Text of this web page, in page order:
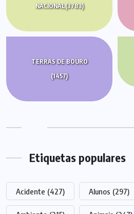
NACIONAL(3783)
TERRAS DE BOURO
(1457)
Etiquetas populares
Acidente (427) Alunos (297)